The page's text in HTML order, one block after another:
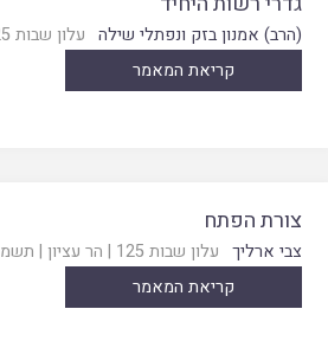
(הרב) אמנון בזק ונפתלי שילה עלון שבות 125
קריאת המאמר
צורת הפתח
צבי ארליך עלון שבות 125 | הר עציון |
קריאת המאמר